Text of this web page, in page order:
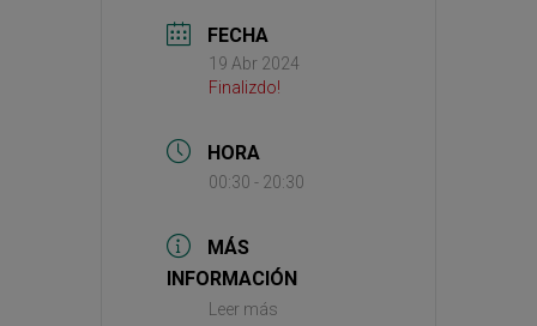
FECHA
19 Abr 2024
Finalizdo!
HORA
00:30 - 20:30
MÁS
INFORMACIÓN
Leer más